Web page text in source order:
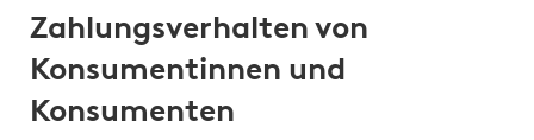
i
g
n
Zahlungsverhalten von
Konsumentinnen und
Konsumenten